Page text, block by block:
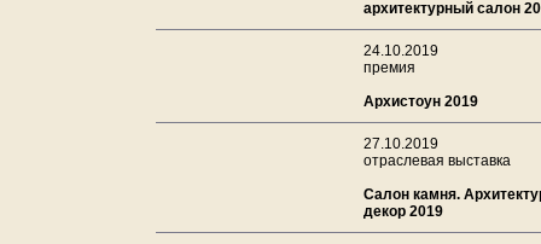
архитектурный салон
24.10.2019
премия
Архистоун 2019
27.10.2019
отраслевая выставка
Салон камня.
декор 2019